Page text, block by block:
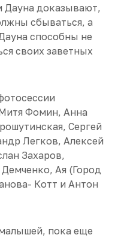
Дауна доказывают,
сбываться, а
способны не
своих заветных
Фомин, Анна
Сергей
Легков, Алексей
Захаров,
Ая (Город
Котт и Антон
пока еще